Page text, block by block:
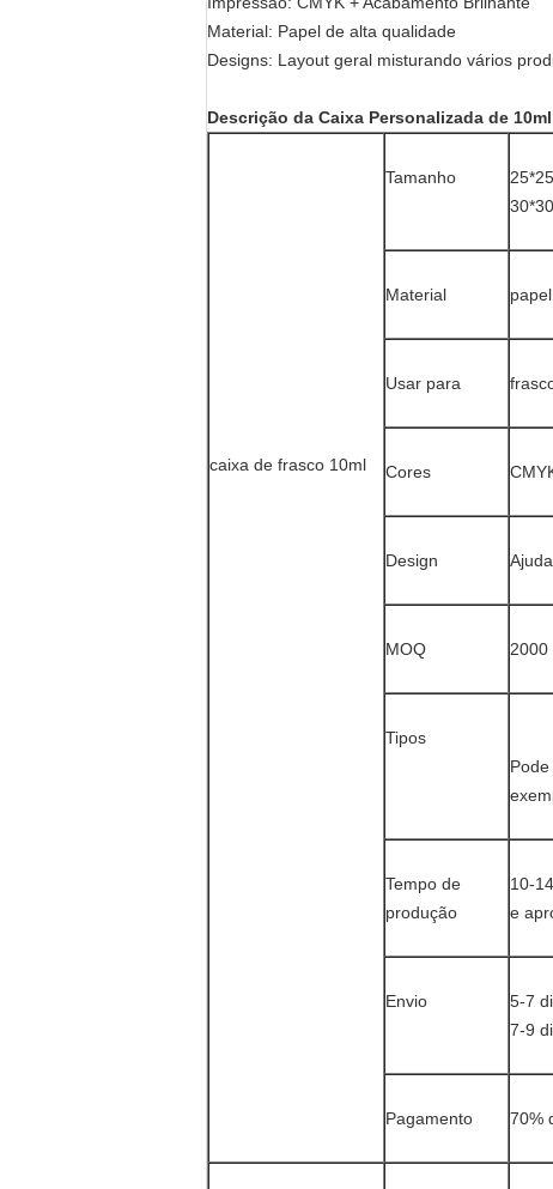
Material: Papel de alta qualidade
Designs: Layout geral misturando vários
Descrição da Caixa Personalizada de
caixa de frasco 10ml
Tamanho
Material papel
Usar para
Cores
Design
MOQ 2000
Tipos
Tempo de
produção
10-
e
Envio
5-7
7-9
Pagamento 70%